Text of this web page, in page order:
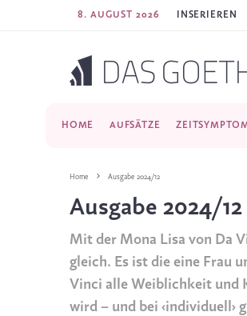
8. AUGUST 2026 INSERIEREN
HOME AUFSÄTZE
Home Ausgabe 2024/12
Ausgabe 2024/12
Mit der Mona Lisa von Da
gleich. Es ist die eine Frau
Vinci alle Weiblichkeit und
wird – und bei ‹individuell›